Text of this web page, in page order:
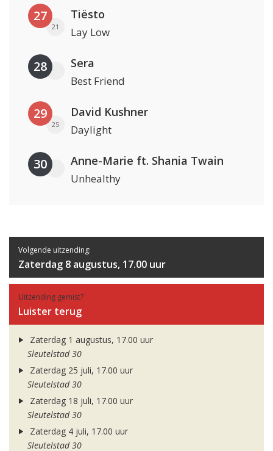
27
21
Tiësto
Lay Low
28 Sera
Best Friend
29
25
David Kushner
Daylight
30 Anne-Marie ft. Shania Twain
Unhealthy
Volgende uitzending:
Zaterdag 8 augustus, 17.00 uur
Uitzending gemist?
Luister terug
Zaterdag 1 augustus, 17.00 uur
Sleutelstad 30
Zaterdag 25 juli, 17.00 uur
Sleutelstad 30
Zaterdag 18 juli, 17.00 uur
Sleutelstad 30
Zaterdag 4 juli, 17.00 uur
Sleutelstad 30